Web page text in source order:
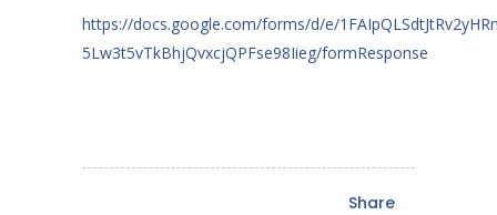
https://docs.google.com/forms/d/e/
5Lw3t5vTkBhjQvxcjQPFse98Iieg/formResponse
Share